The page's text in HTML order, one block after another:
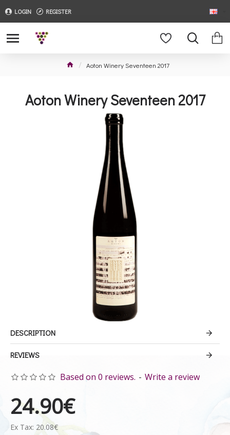
LOGIN REGISTER
Aoton Winery Seventeen 2017
Aoton Winery Seventeen 2017
DESCRIPTION
REVIEWS
Based on 0 reviews. - Write a review
24.90€
Ex Tax: 20.08€